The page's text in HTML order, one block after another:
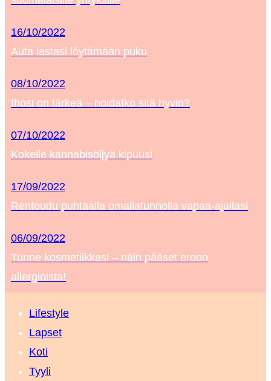
16/10/2022
Auta lastasi löytämään puku
08/10/2022
Ihosi on tärkeä – hoidatko sitä hyvin?
07/10/2022
Kokeile kannabisöljyä kipuusi
17/09/2022
Rentoudu puhtaalla omallatunnolla vapaa-ajallasi
06/09/2022
Tunne kosmetiikkasi – näin pääset eroon
allergioista!
Lifestyle
Lapset
Koti
Tyyli